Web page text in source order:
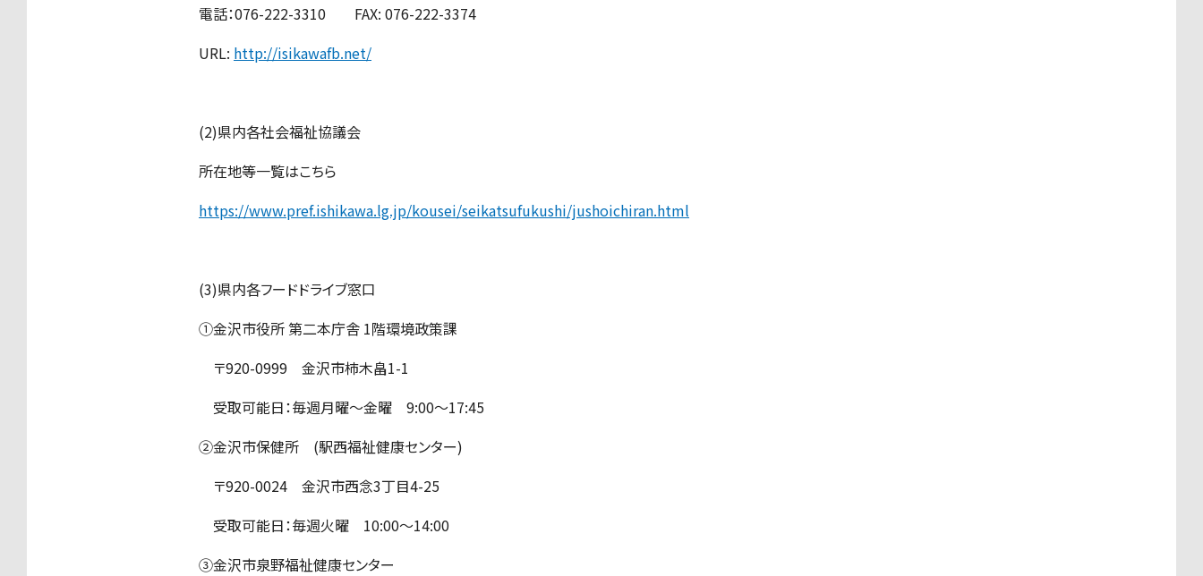
電話：076-222-3310 FAX: 076-222-3374
URL: http://isikawafb.net/
(2)県内各社会福祉協議会
所在地等一覧はこちら
https://www.pref.ishikawa.lg.jp/kousei/seikatsufukushi/jushoichiran.html
(3)県内各フードドライブ窓口
①金沢市役所 第二本庁舎 1階環境政策課
〒920-0999 金沢市柿木畠1-1
受取可能日：毎週月曜～金曜 9:00～17:45
②金沢市保健所 (駅西福祉健康センター)
〒920-0024 金沢市西念3丁目4-25
受取可能日：毎週火曜 10:00～14:00
③金沢市泉野福祉健康センター